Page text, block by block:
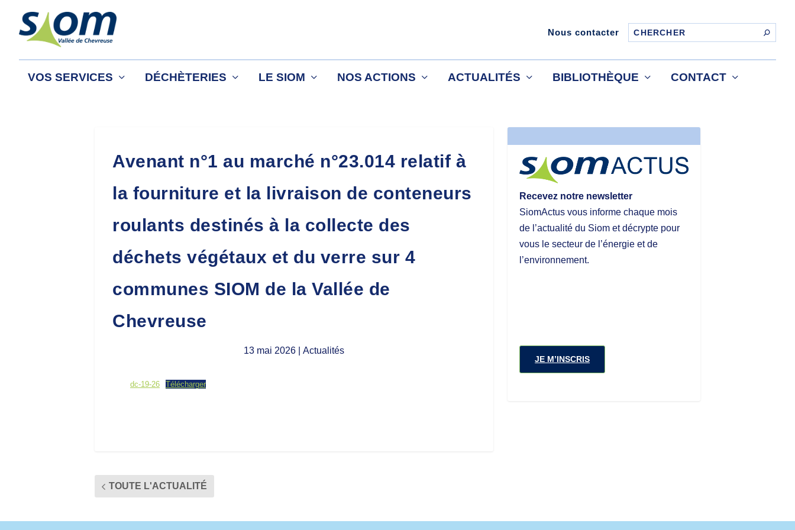
Nous contacter
VOS SERVICES DÉCHÈTERIES LE SIOM NOS ACTIONS ACTUALITÉS BIBLIOTHÈQUE CONTACT
Avenant n°1 au marché n°23.014 relatif à
la fourniture et la livraison de conteneurs
roulants destinés à la collecte des
déchets végétaux et du verre sur 4
communes SIOM de la Vallée de
Chevreuse
13 mai 2026 | Actualités
dc-19-26 Télécharger
TOUTE L'ACTUALITÉ
Recevez notre newsletter
SiomActus vous informe chaque mois
de l’actualité du Siom et décrypte pour
vous le secteur de l’énergie et de
l’environnement.
JE M’INSCRIS